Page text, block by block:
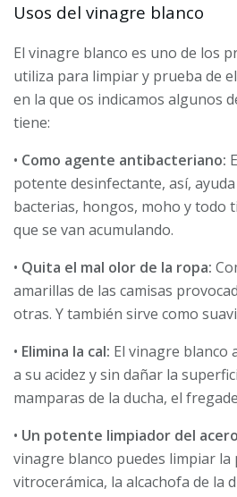
Usos del vinagre blanco
El vinagre blanco es uno de los
utiliza para limpiar y prueba de
en la que os indicamos algunos
tiene:
• Como agente antibacteriano:
potente desinfectante, así,
bacterias, hongos, moho y todo
que se van acumulando.
• Quita el mal olor de la ropa:
amarillas de las camisas
otras. Y también sirve como
• Elimina la cal: El vinagre blanco
a su acidez y sin dañar la
mamparas de la ducha, el
• Un potente limpiador del
vinagre blanco puedes limpiar la
vitrocerámica, la alcachofa de la